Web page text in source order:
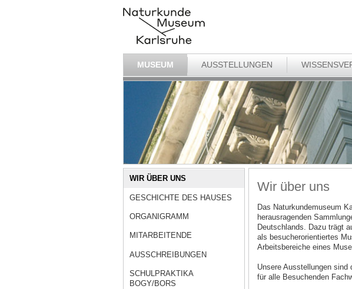
MUSEUM AUSSTELLUNGEN
WIR ÜBER UNS
GESCHICHTE DES HAUSES
ORGANIGRAMM
MITARBEITENDE
AUSSCHREIBUNGEN
SCHULPRAKTIKA
BOGY/BORS
Wir über uns
Das Naturkundemuseum
herausragenden
Deutschlands. Dazu trägt
als besucherorientiertes
Arbeitsbereiche eines
Unsere Ausstellungen
für alle Besuchenden